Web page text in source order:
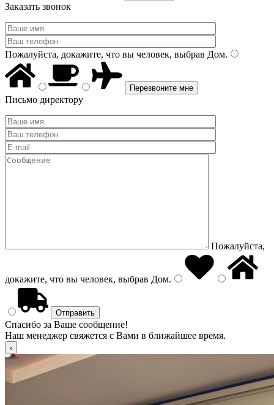
Заказать звонок
Пожалуйста, докажите, что вы человек, выбрав Дом.
Письмо директору
Пожалуйста,
докажите, что вы человек, выбрав Дом.
Спасибо за Ваше сообщение!
Наш менеджер свяжется с Вами в ближайшее время.